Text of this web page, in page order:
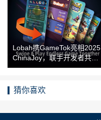
Lobah携GameTok亮相2025
ChinaJoy，联手开发者共拓
中东蓝海！
猜你喜欢